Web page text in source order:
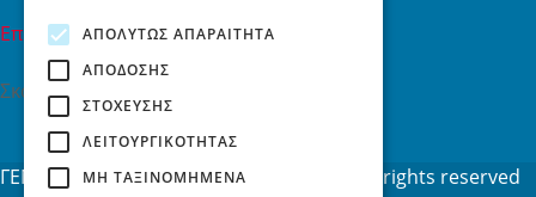
Επικοινωνία
Σκαλάνι, Ηράκλειο Κρήτης
2810731415
info[at]toys4u.gr
ΓΕΜΗ: 188101127000 © 2026
All rights reserved
ΑΠΟΛΎΤΩΣ ΑΠΑΡΑΊΤΗΤΑ
ΑΠΌΔΟΣΗΣ
ΣΤΌΧΕΥΣΗΣ
ΛΕΙΤΟΥΡΓΙΚΌΤΗΤΑΣ
ΜΗ ΤΑΞΙΝΟΜΗΜΈΝΑ